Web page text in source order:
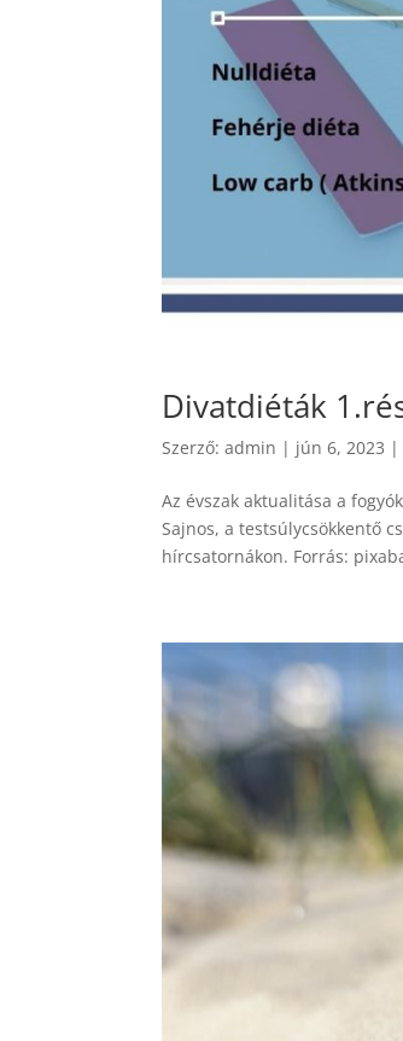
Divatdiéták
Szerző:admin | jún 6, 2023 |
Az évszak aktualitása a
Sajnos, a testsúlycsökkentő
hírcsatornákon. Forrás: